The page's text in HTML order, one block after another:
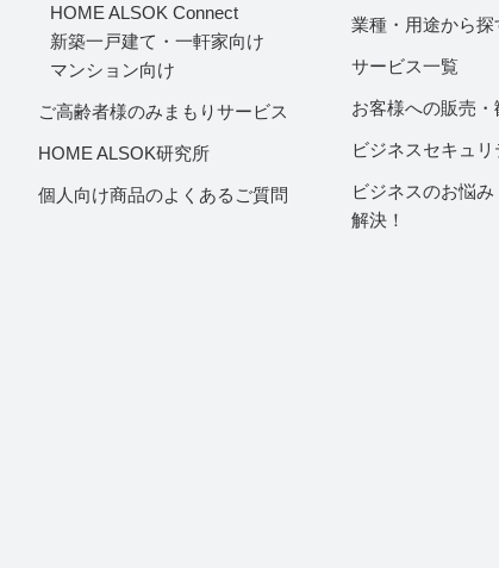
HOME ALSOK Connect
新築一戸建て・一軒家向け
マンション向け
ご高齢者様のみまもりサービス
HOME ALSOK研究所
個人向け商品のよくあるご質問
業種・用途から探
サービス一覧
お客様への販売
ビジネスセキュリ
ビジネスのお悩
解決！